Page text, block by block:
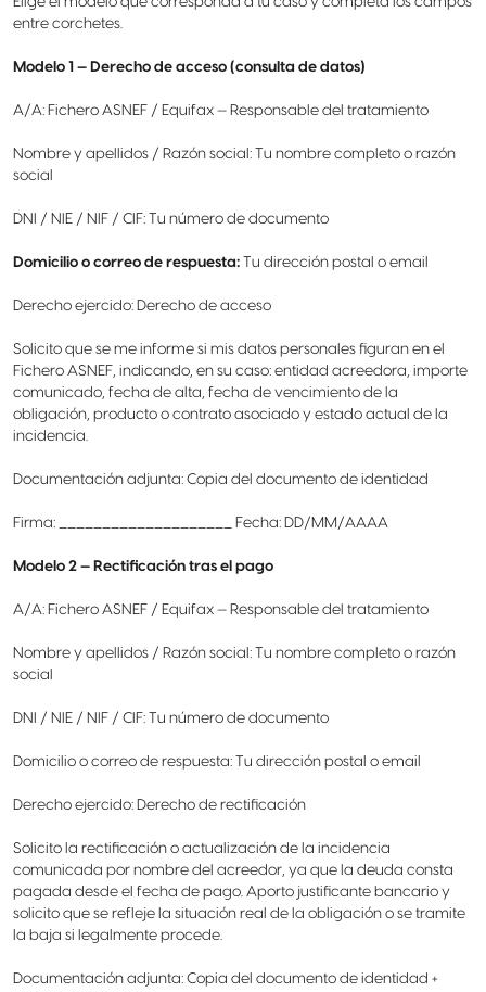
entre corchetes.
Modelo 1 — Derecho de acceso (consulta de datos)
A/A: Fichero ASNEF / Equifax — Responsable del tratamiento
Nombre y apellidos / Razón social: Tu nombre completo o razón
social
DNI / NIE / NIF / CIF: Tu número de documento
Domicilio o correo de respuesta: Tu dirección postal o email
Derecho ejercido: Derecho de acceso
Solicito que se me informe si mis datos personales figuran en el
Fichero ASNEF, indicando, en su caso: entidad acreedora, importe
comunicado, fecha de alta, fecha de vencimiento de la
obligación, producto o contrato asociado y estado actual de la
incidencia.
Documentación adjunta: Copia del documento de identidad
Firma: ____________________ Fecha: DD/MM/AAAA
Modelo 2 — Rectificación tras el pago
A/A: Fichero ASNEF / Equifax — Responsable del tratamiento
Nombre y apellidos / Razón social: Tu nombre completo o razón
social
DNI / NIE / NIF / CIF: Tu número de documento
Domicilio o correo de respuesta: Tu dirección postal o email
Derecho ejercido: Derecho de rectificación
Solicito la rectificación o actualización de la incidencia
comunicada por nombre del acreedor, ya que la deuda consta
pagada desde el fecha de pago. Aporto justificante bancario y
solicito que se refleje la situación real de la obligación o se tramite
la baja si legalmente procede.
Documentación adjunta: Copia del documento de identidad +